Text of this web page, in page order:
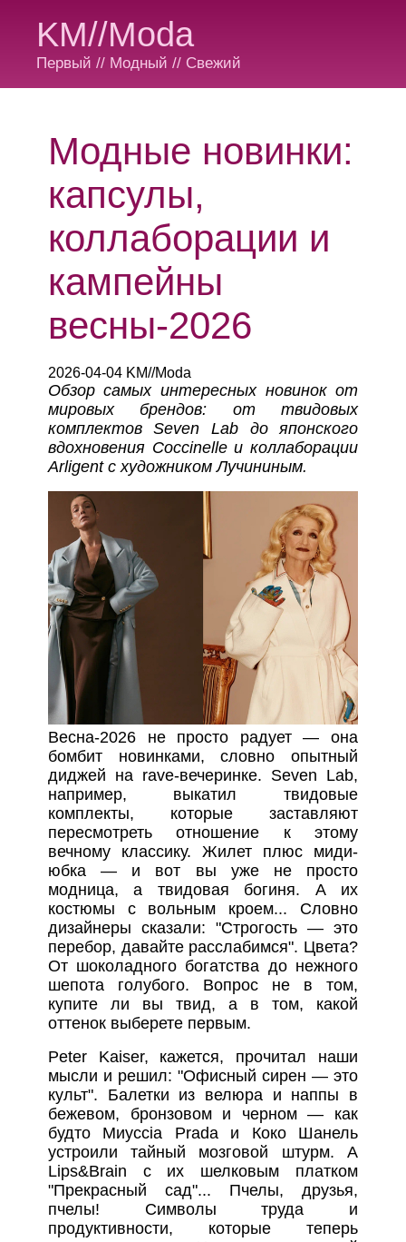
KM//Moda
Первый // Модный // Свежий
Модные новинки:
капсулы,
коллаборации и
кампейны
весны-2026
2026-04-04 KM//Moda
Обзор самых интересных новинок от
мировых брендов: от твидовых
комплектов Seven Lab до японского
вдохновения Coccinelle и коллаборации
Arligent с художником Лучининым.
Весна-2026 не просто радует — она
бомбит новинками, словно опытный
диджей на rave-вечеринке. Seven Lab,
например, выкатил твидовые
комплекты, которые заставляют
пересмотреть отношение к этому
вечному классику. Жилет плюс миди-
юбка — и вот вы уже не просто
модница, а твидовая богиня. А их
костюмы с вольным кроем... Словно
дизайнеры сказали: "Строгость — это
перебор, давайте расслабимся". Цвета?
От шоколадного богатства до нежного
шепота голубого. Вопрос не в том,
купите ли вы твид, а в том, какой
оттенок выберете первым.
Peter Kaiser, кажется, прочитал наши
мысли и решил: "Офисный сирен — это
культ". Балетки из велюра и наппы в
бежевом, бронзовом и черном — как
будто Миуccia Prada и Коко Шанель
устроили тайный мозговой штурм. А
Lips&Brain с их шелковым платком
"Прекрасный сад"... Пчелы, друзья,
пчелы! Символы труда и
продуктивности, которые теперь